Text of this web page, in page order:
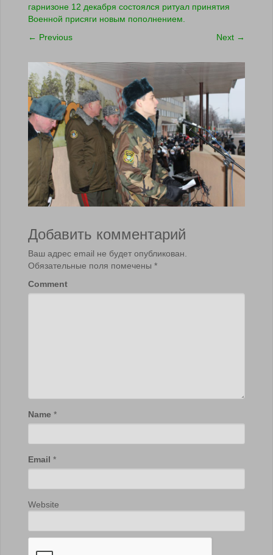
гарнизоне 12 декабря состоялся ритуал принятия
Военной присяги новым пополнением.
← Previous Next →
Добавить комментарий
Ваш адрес email не будет опубликован.
Обязательные поля помечены *
Comment
Name *
Email *
Website